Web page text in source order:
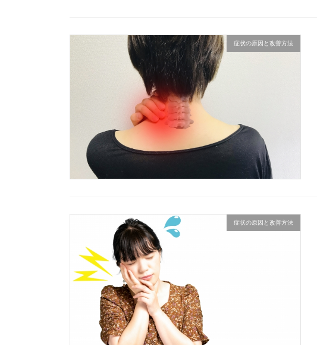
症状の原因と改善方法
症状の原因と改善方法